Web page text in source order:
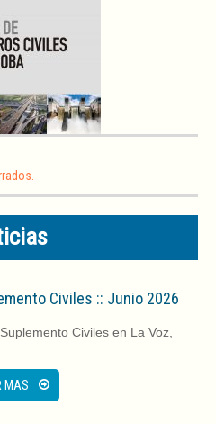
Civiles :: Junio 2026
Civiles en La Voz,
MAS